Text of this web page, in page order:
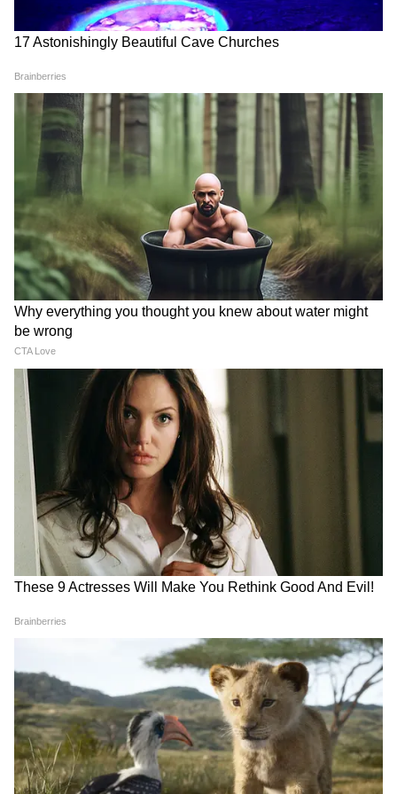
कार्यक्षेत्र में महत्वपूर्ण जिम्मेदारी मिल सकती हैं। आर्थिक
मामलों में स्थिरता बनी रहेगी और बचत पर ध्यान देना
लाभकारी होगा। परिवार में सामंजस्य बना रहेगा। प्रेम
संबंधों में धैर्य और समझदारी से रिश्ते मजबूत होंगे।
विद्यार्थियों को अपने लक्ष्य के प्रति समर्पित रहना चाहिए।
कुंभ राशिफल 29 जून 2026 (Dainik Kumbh
Rashifal)
परिवार के साथ समय बिताने का मौका मिलेगा। विद्यार्थियों
के लिए दिन नई जानकारी प्राप्त करने का है। स्वास्थ्य
सामान्य रहेगा। वर्क प्लेस में आपके सुझावों की सराहना
होगी। नौकरी में नई जिम्मेदारी मिल सकती हैं। आर्थिक
मामलों में संतुलन बनाए रखें।
मीन राशिफल 29 जून 2026 (Dainik Meen Rashifal)
दूसरों की बातों में आकर गलत निर्णय ले सकते हैं।
बिनजेस में उतार-चढ़ाव की संभावना है। सोचे हुए काम
समय पर पूरे नहीं होंगे। प्रेम जीवन में भावनात्मक जुड़ाव
बढ़ेगा। पुरानी समस्याओं का समाधान आज निकल सकता
है। सेहत का ध्यान रखने की जरूरत है।
इस आर्टिकल में जो जानकारी है, वो ज्योतिषियों द्वारा
बताई गईं हैं। हम सिर्फ इस जानकारी को आप तक
पहुंचाने का एक माध्यम हैं। यूजर्स इन जानकारियों को
सिर्फ सूचना ही मानें।